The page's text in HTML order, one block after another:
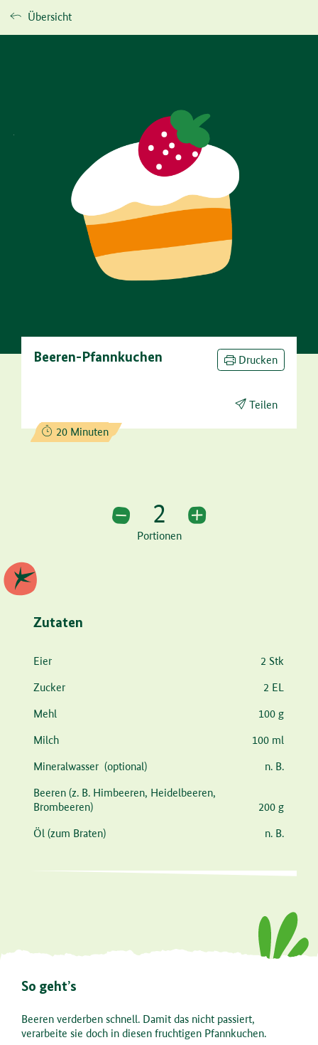
Übersicht
Beeren-Pfannkuchen Drucken
Teilen
Zubereitungszeit:
20 Minuten
2 Portionen
2
Portionen
Zutaten
Zutat
Eier 2 Stk
Zucker 2 EL
Mehl 100 g
Milch 100 ml
Mineralwasser (optional) n. B.
Beeren (z. B. Himbeeren, Heidelbeeren,
Brombeeren)
200 g
Öl (zum Braten) n. B.
So geht’s
Beeren verderben schnell. Damit das nicht passiert,
verarbeite sie doch in diesen fruchtigen Pfannkuchen.